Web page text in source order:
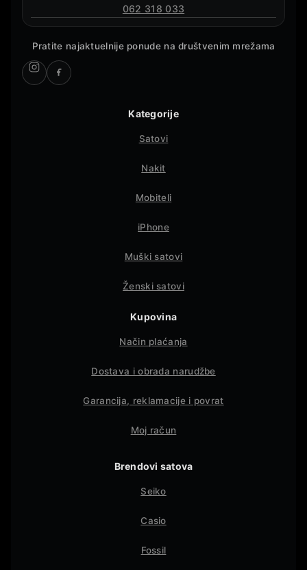
062 318 033
Pratite najaktuelnije ponude na društvenim mrežama
Kategorije
Satovi
Nakit
Mobiteli
iPhone
Muški satovi
Ženski satovi
Kupovina
Način plaćanja
Dostava i obrada narudžbe
Garancija, reklamacije i povrat
Moj račun
Brendovi satova
Seiko
Casio
Fossil